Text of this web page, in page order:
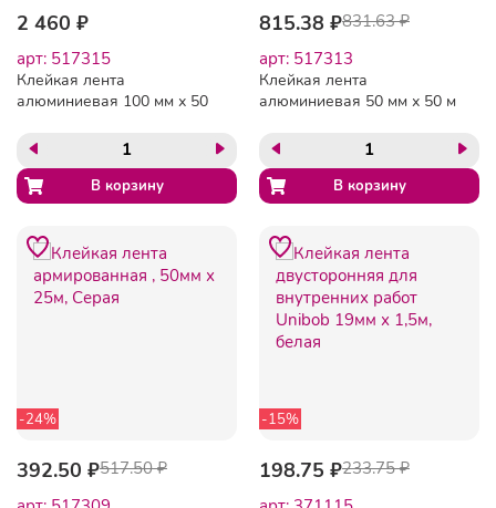
2 460 ₽
арт: 517315
Клейкая лента
алюминиевая 100 мм х 50
815.38 ₽831.63 ₽
арт: 517313
Клейкая лента
алюминиевая 50 мм х 50 м
-24%
392.50 ₽517.50 ₽
-15%
198.75 ₽233.75 ₽